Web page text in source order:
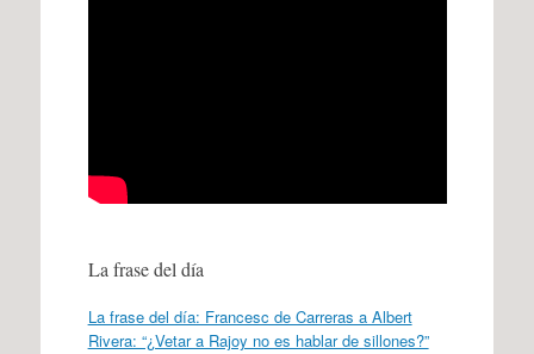
La frase del día
La frase del día: Francesc de Carreras a Albert
Rivera: “¿Vetar a Rajoy no es hablar de sillones?”